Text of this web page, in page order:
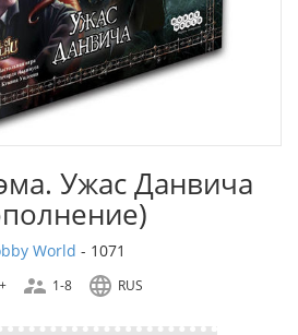
Ужас Данвича
World - 1071
1-8 RUS